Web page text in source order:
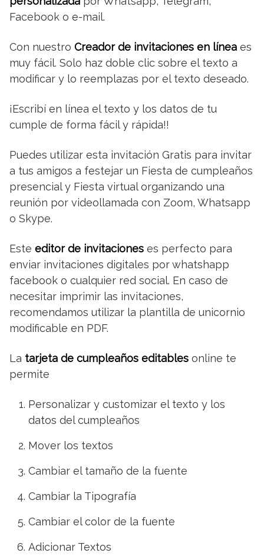
Facebook o e-mail.
Con nuestro Creador de invitaciones en línea es
muy fácil. Solo haz doble clic sobre el texto a
modificar y lo reemplazas por el texto deseado.
¡Escribí en línea el texto y los datos de tu
cumple de forma fácil y rápida!!
Puedes utilizar esta invitación Gratis para invitar
a tus amigos a festejar un Fiesta de cumpleaños
presencial y Fiesta virtual organizando una
reunión por videollamada con Zoom, Whatsapp
o Skype.
Este editor de invitaciones es perfecto para
enviar invitaciones digitales por whatshapp
facebook o cualquier red social. En caso de
necesitar imprimir las invitaciones,
recomendamos utilizar la plantilla de unicornio
modificable en PDF.
La tarjeta de cumpleaños editables online te
permite
Personalizar y customizar el texto y los
datos del cumpleaños
Mover los textos
Cambiar el tamaño de la fuente
Cambiar la Tipografía
Cambiar el color de la fuente
Adicionar Textos